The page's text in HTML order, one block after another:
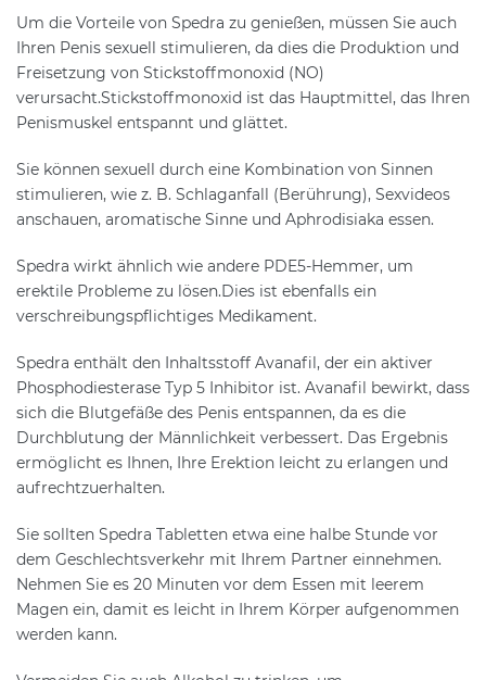
Um die Vorteile von Spedra zu genießen, müssen Sie auch
Ihren Penis sexuell stimulieren, da dies die Produktion und
Freisetzung von Stickstoffmonoxid (NO)
verursacht.Stickstoffmonoxid ist das Hauptmittel, das Ihren
Penismuskel entspannt und glättet.
Sie können sexuell durch eine Kombination von Sinnen
stimulieren, wie z. B. Schlaganfall (Berührung), Sexvideos
anschauen, aromatische Sinne und Aphrodisiaka essen.
Spedra wirkt ähnlich wie andere PDE5-Hemmer, um
erektile Probleme zu lösen.Dies ist ebenfalls ein
verschreibungspflichtiges Medikament.
Spedra enthält den Inhaltsstoff Avanafil, der ein aktiver
Phosphodiesterase Typ 5 Inhibitor ist. Avanafil bewirkt, dass
sich die Blutgefäße des Penis entspannen, da es die
Durchblutung der Männlichkeit verbessert. Das Ergebnis
ermöglicht es Ihnen, Ihre Erektion leicht zu erlangen und
aufrechtzuerhalten.
Sie sollten Spedra Tabletten etwa eine halbe Stunde vor
dem Geschlechtsverkehr mit Ihrem Partner einnehmen.
Nehmen Sie es 20 Minuten vor dem Essen mit leerem
Magen ein, damit es leicht in Ihrem Körper aufgenommen
werden kann.